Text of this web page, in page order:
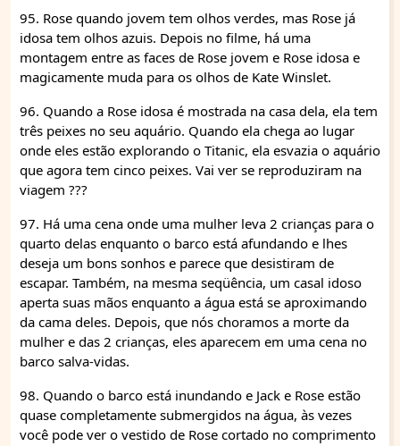
95. Rose quando jovem tem olhos verdes, mas Rose já
idosa tem olhos azuis. Depois no filme, há uma
montagem entre as faces de Rose jovem e Rose idosa e
magicamente muda para os olhos de Kate Winslet.
96. Quando a Rose idosa é mostrada na casa dela, ela tem
três peixes no seu aquário. Quando ela chega ao lugar
onde eles estão explorando o Titanic, ela esvazia o aquário
que agora tem cinco peixes. Vai ver se reproduziram na
viagem ???
97. Há uma cena onde uma mulher leva 2 crianças para o
quarto delas enquanto o barco está afundando e lhes
deseja um bons sonhos e parece que desistiram de
escapar. Também, na mesma seqüência, um casal idoso
aperta suas mãos enquanto a água está se aproximando
da cama deles. Depois, que nós choramos a morte da
mulher e das 2 crianças, eles aparecem em uma cena no
barco salva-vidas.
98. Quando o barco está inundando e Jack e Rose estão
quase completamente submergidos na água, às vezes
você pode ver o vestido de Rose cortado no comprimento